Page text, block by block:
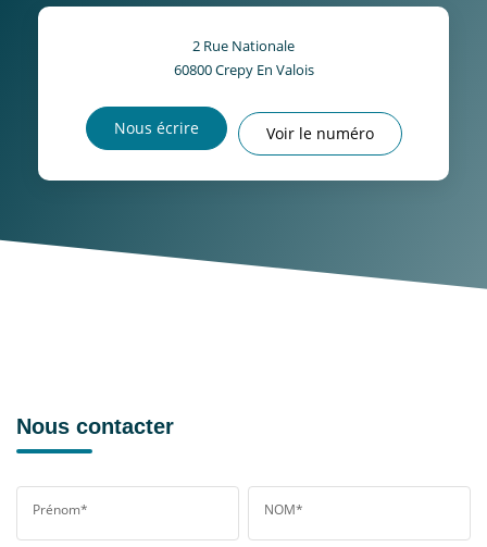
2 Rue Nationale
60800Crepy En Valois
Nous écrire Voir le numéro
Nous contacter
Prénom* NOM*